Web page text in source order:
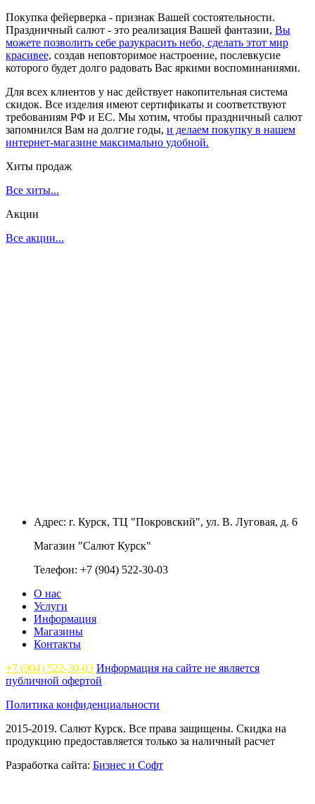
Покупка фейерверка - признак Вашей состоятельности.
Праздничный салют - это реализация Вашей фантазии, Вы
можете позволить себе разукрасить небо, сделать этот мир
красивее, создав неповторимое настроение, послевкусие
которого будет долго радовать Вас яркими воспоминаниями.
Для всех клиентов у нас действует накопительная система
скидок. Все изделия имеют сертификаты и соответствуют
требованиям РФ и ЕС. Мы хотим, чтобы праздничный салют
запомнился Вам на долгие годы, и делаем покупку в нашем
интернет-магазине максимально удобной.
Хиты продаж
Все хиты...
Акции
Все акции...
Адрес: г. Курск, ТЦ "Покровский", ул. В. Луговая, д. 6
Магазин "Салют Курск"
Телефон: +7 (904) 522-30-03
О нас
Услуги
Информация
Магазины
Контакты
+7 (904) 522-30-03 Информация на сайте не является
публичной офертой
Политика конфиденциальности
2015-2019. Салют Курск. Все права защищены. Скидка на
продукцию предоставляется только за наличный расчет
Разработка сайта: Бизнес и Софт